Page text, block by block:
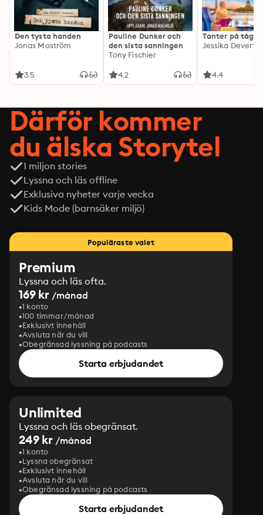
Den tysta handen
Jonas Moström
3.5
Pauline Dunker och
den sista sanningen
Tony Fischier
4.2
Tanter på tåg
Jessika Devert
4.4
Därför kommer
du älska Storytel
1 miljon stories
Lyssna och läs offline
Exklusiva nyheter varje vecka
Kids Mode (barnsäker miljö)
Populäraste valet
Premium
Lyssna och läs ofta.
169 kr /månad
1 konto
100 timmar/månad
Exklusivt innehåll
Avsluta när du vill
Obegränsad lyssning på podcasts
Starta erbjudandet
Unlimited
Lyssna och läs obegränsat.
249 kr /månad
1 konto
Lyssna obegränsat
Exklusivt innehåll
Avsluta när du vill
Obegränsad lyssning på podcasts
Starta erbjudandet